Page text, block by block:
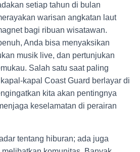
setiap tahun di bulan
warisan angkatan laut
bagi ribuan wisatawan.
Anda bisa menyaksikan
musik live, dan pertunjukan
Salah satu saat paling
kapal Coast Guard berlayar di
kita akan pentingnya
keselamatan di perairan
tentang hiburan; ada juga